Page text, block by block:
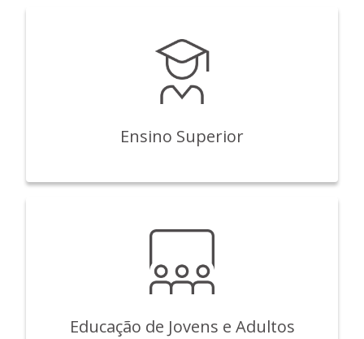
Ensino Superior
Educação de Jovens e Adultos